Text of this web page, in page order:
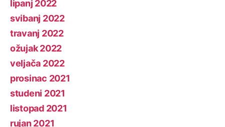
lipanj 2022
svibanj 2022
travanj 2022
ožujak 2022
veljača 2022
prosinac 2021
studeni 2021
listopad 2021
rujan 2021